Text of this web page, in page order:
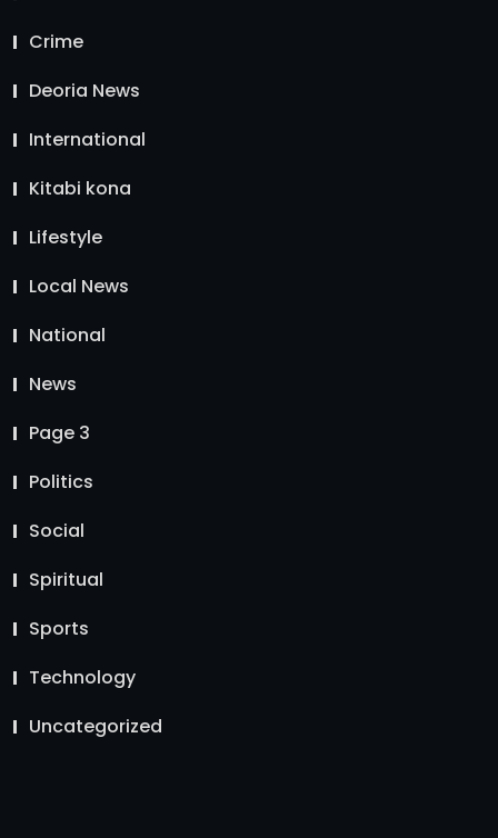
Crime
Deoria News
International
Kitabi kona
Lifestyle
Local News
National
News
Page 3
Politics
Social
Spiritual
Sports
Technology
Uncategorized